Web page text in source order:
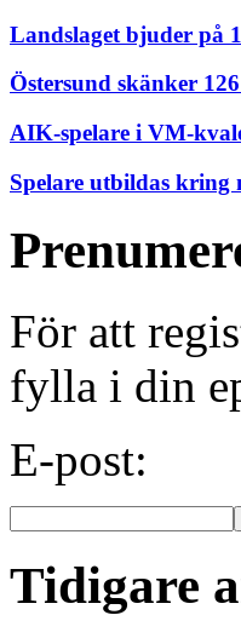
Landslaget bjuder på
Östersund skänker
AIK-spelare i VM-
Spelare utbildas kring
För att
fylla i din
E-post:
Tidigare